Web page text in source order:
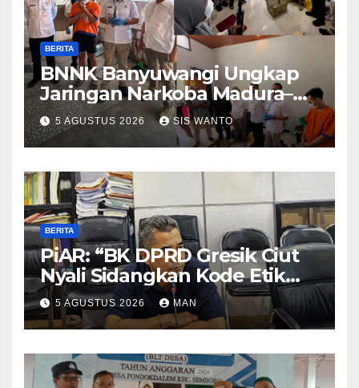
BERITA
BNNK Banyuwangi Ungkap
Jaringan Narkoba Madura–
Bali
5 AGUSTUS 2026 SIS WANTO
BERITA
PiAR: “BK DPRD Gresik Ciut
Nyali Sidangkan Kode Etik
Ketua DPRD”
5 AGUSTUS 2026 MAN